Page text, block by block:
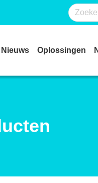
Nieuws Oplossingen